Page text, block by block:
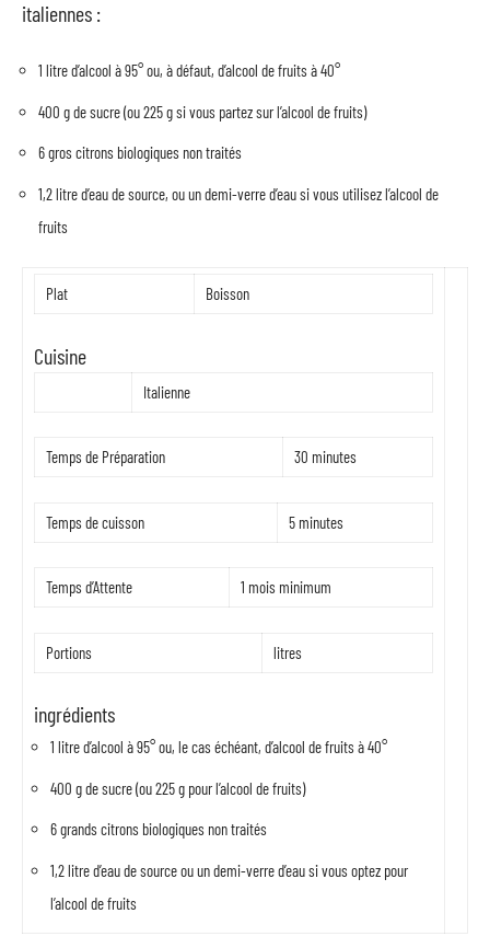
italiennes :
1 litre d’alcool à 95° ou, à défaut, d’alcool de fruits à 40°
400 g de sucre (ou 225 g si vous partez sur l’alcool de fruits)
6 gros citrons biologiques non traités
1,2 litre d’eau de source, ou un demi-verre d’eau si vous utilisez l’alcool de
fruits
Plat Boisson
Cuisine
Italienne
Temps de Préparation 30 minutes
Temps de cuisson 5 minutes
Temps d’Attente 1 mois minimum
Portions litres
ingrédients
1 litre d’alcool à 95° ou, le cas échéant, d’alcool de fruits à 40°
400 g de sucre (ou 225 g pour l’alcool de fruits)
6 grands citrons biologiques non traités
1,2 litre d’eau de source ou un demi-verre d’eau si vous optez pour
l’alcool de fruits